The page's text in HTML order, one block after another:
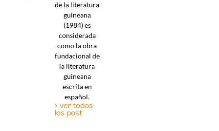
de la literatura
guineana
(1984) es
considerada
como la obra
fundacional de
la literatura
guineana
escrita en
español.
> ver todos
los post